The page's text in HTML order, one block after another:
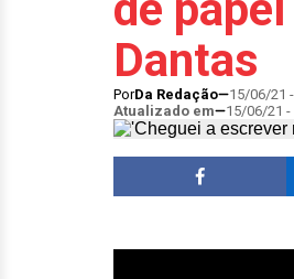
Dantas
PorDa Redação 15/06/21
Atualizado em
15/06/21 -